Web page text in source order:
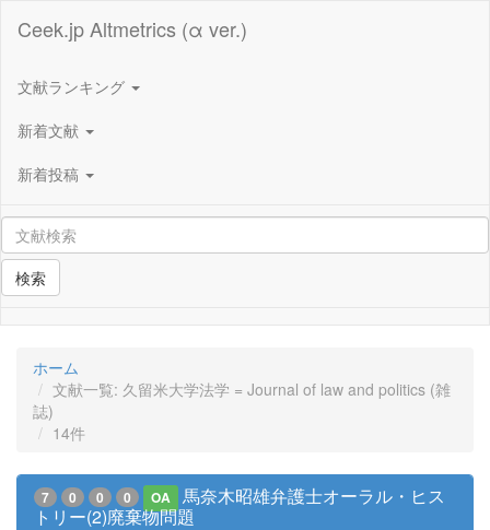
Ceek.jp Altmetrics (α ver.)
文献ランキング
新着文献
新着投稿
検索
ホーム
文献一覧: 久留米大学法学 = Journal of law and politics (雑
誌)
14件
7 0 0 0 OA
馬奈木昭雄弁護士オーラル・ヒス
トリー(2)廃棄物問題